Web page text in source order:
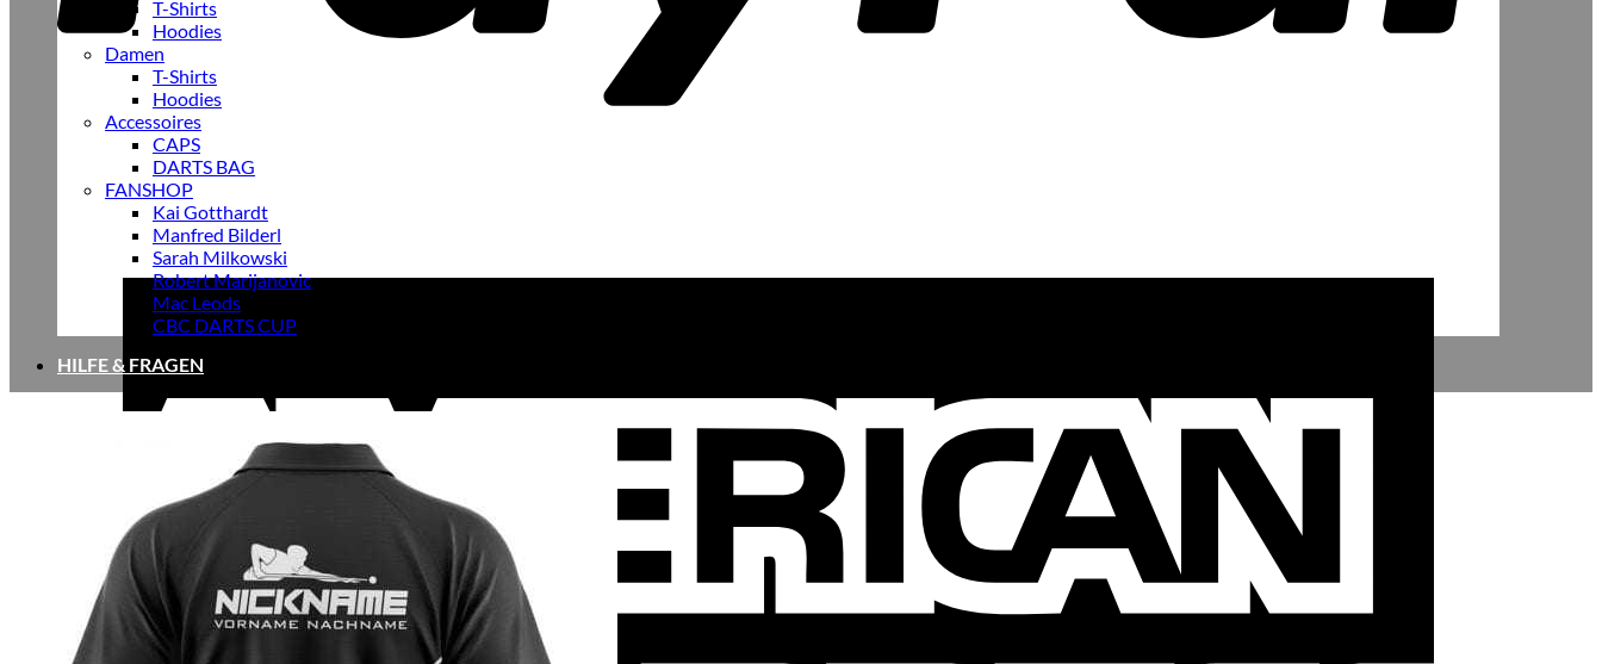
T-Shirts
Hoodies
Damen
T-Shirts
Hoodies
Accessoires
CAPS
DARTS BAG
FANSHOP
Kai Gotthardt
Manfred Bilderl
Sarah Milkowski
Robert Marijanovic
Mac Leods
CBC DARTS CUP
HILFE & FRAGEN